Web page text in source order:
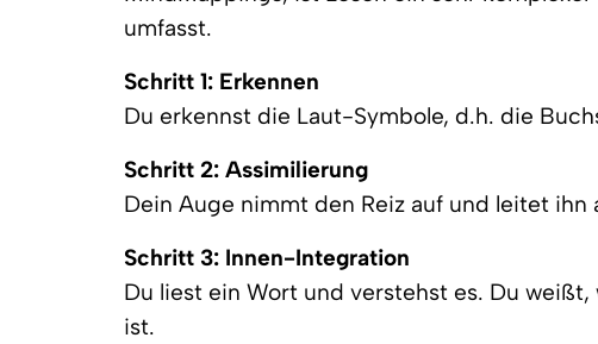
umfasst.
Schritt 1: Erkennen
Du erkennst die Laut-Symbole, d.h. die
Schritt 2: Assimilierung
Dein Auge nimmt den Reiz auf und leitet ihn
Schritt 3: Innen-Integration
Du liest ein Wort und verstehst es. Du
ist.